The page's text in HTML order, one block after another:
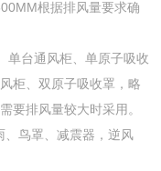
根据排风量要求确
单台通风柜、单原子吸收
柜、双原子吸收罩，略
要排风量较大时采用。
、鸟罩、减震器，逆风